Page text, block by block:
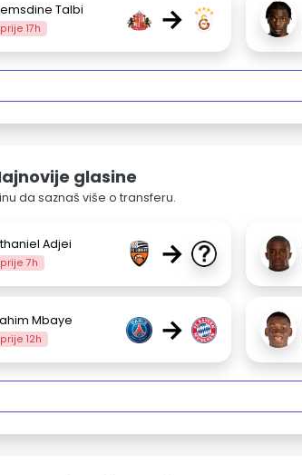
Talbi
prije 17h →
glasine
da saznaš više o transferu.
Adjei
prije 7h →
Mbaye
prije 12h →